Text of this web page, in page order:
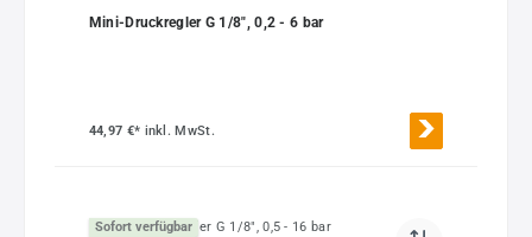
Mini-Druckregler G 1/8", 0,2 - 6 bar
44,97 €* inkl. MwSt.
Sofort verfügbar